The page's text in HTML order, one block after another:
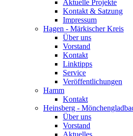
Aktuelle Projekte
Kontakt & Satzung
Impressum
Hagen - Märkischer Kreis
Über uns
Vorstand
Kontakt
Linktipps
Service
Veröffentlichungen
Hamm
Kontakt
Heinsberg -
Über uns
Vorstand
Aktuelles